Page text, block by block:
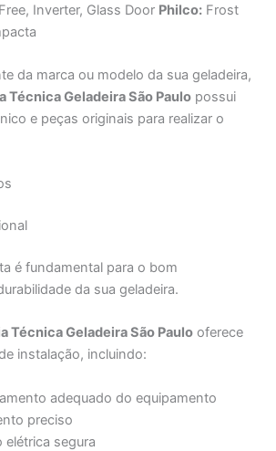
Inverter, Glass Door Philco: Frost
da marca ou modelo da sua geladeira,
Técnica Geladeira São Paulo possui
e peças originais para realizar o
é fundamental para o bom
da sua geladeira.
Técnica Geladeira São Paulo oferece
instalação, incluindo:
adequado do equipamento
preciso
elétrica segura